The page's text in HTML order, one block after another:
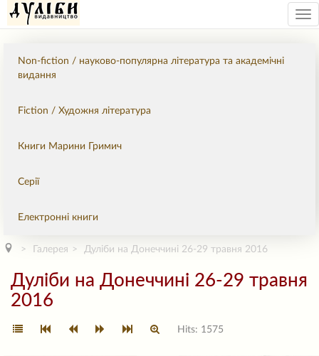
Non-fiction / науково-популярна література та академічні
видання
Fiction / Художня література
Книги Марини Гримич
Серії
Електронні книги
Галерея Дуліби на Донеччині 26-29 травня 2016
Дуліби на Донеччині 26-29 травня
2016
Hits: 1575